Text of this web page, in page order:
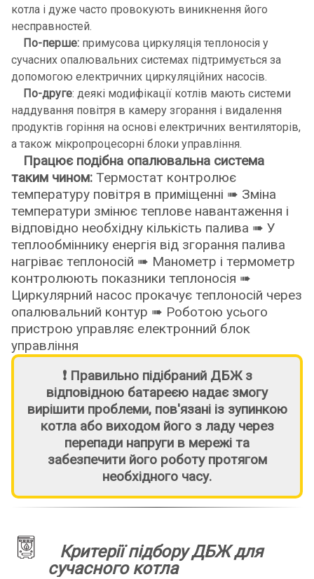
котла і дуже часто провокують виникнення його
несправностей.
По-перше: примусова циркуляція теплоносія у
сучасних опалювальних системах підтримується за
допомогою електричних циркуляційних насосів.
По-друге: деякі модифікації котлів мають системи
наддування повітря в камеру згорання і видалення
продуктів горіння на основі електричних вентиляторів,
а також мікропроцесорні блоки управління.
Працює подібна опалювальна система
таким чином: Термостат контролює
температуру повітря в приміщенні ➠ Зміна
температури змінює теплове навантаження і
відповідно необхідну кількість палива ➠ У
теплообміннику енергія від згорання палива
нагріває теплоносій ➠ Манометр і термометр
контролюють показники теплоносія ➠
Циркулярний насос прокачує теплоносій через
опалювальний контур ➠ Роботою усього
пристрою управляє електронний блок
управління
❗ Правильно підібраний ДБЖ з
відповідною батареєю надає змогу
вирішити проблеми, пов'язані із зупинкою
котла або виходом його з ладу через
перепади напруги в мережі та
забезпечити його роботу протягом
необхідного часу.
Критерії підбору ДБЖ для
сучасного котла